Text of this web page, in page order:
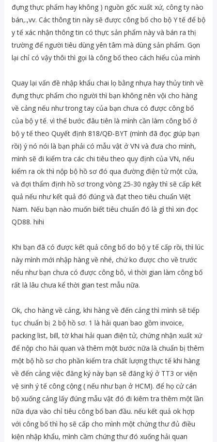
đựng thực phẩm hay không ) nguồn gốc xuất xứ, công ty nào
bán,.,vv. Các thông tin này sẽ được công bố cho bộ Y tế để bộ
y tế xác nhận thông tin có thực sản phẩm này và bán ra thị
trường để người tiêu dùng yên tâm mà dùng sản phẩm. Gọn
lại chỉ có vậy thôi thì gọi là công bố theo cách hiểu của mình
Quay lại vấn đề nhập khẩu chai lọ bằng nhựa hay thủy tinh về
đựng thực phẩm cho người thì bạn không nên vội cho hàng
về cảng nếu như trong tay của bạn chưa có được công bố
của bộ y tế. vì thế bước đâu tiên là mình cần làm công bố ở
bộ y tế theo Quyết định 818/QĐ-BYT (mình đã đọc giúp bạn
rồi) ý nó nói là bạn phải có mẫu vật ở VN và đưa cho mình,
mình sẽ đi kiểm tra các chi tiêu theo quy định của VN, nếu
kiểm ra ok thì nộp bộ hồ sơ đó qua đường điện tử một cửa,
và đợi thẩm định hồ sơ trong vòng 25-30 ngày thì sẽ cấp kết
quả nếu như kết quả đó đúng và đạt theo tiêu chuẩn Việt
Nam. Nếu bạn nào muốn biết tiêu chuẩn đó là gì thì xin đọc
QD88. hihi
Khi bạn đã có được kết quả công bố do bộ y tế cấp rồi, thì lúc
này mình mới nhập hàng về nhé, chứ ko được cho về trước
nếu như bạn chưa có được công bô, vì thời gian làm công bố
rất là lâu chưa kể thời gian test mẫu nữa.
Ok, cho hàng về cảng, khi hàng về đến cảng thì mình sẽ tiếp
tục chuẩn bị 2 bộ hồ sơ. 1 là hải quan bao gồm invoice,
packing list, bill, tờ khai hải quan điện tử, chứng nhận xuất xứ
để nộp cho hải quan và thêm một bước nữa là chuẩn bị thêm
một bộ hồ sơ cho phần kiểm tra chất lượng thực tế khi hàng
về đến cảng việc đăng ký này bạn sẽ đăng ký ở TT3 or viện
vệ sinh ý tế công cộng ( nếu như bạn ở HCM). để họ cử cán
bộ xuống cảng lấy đúng mẫu vật đó đi kiêm tra thêm một lần
nữa dựa vào chỉ tiêu công bố ban đầu. nếu kết quả ok hợp
với công bố thì họ sẽ cấp cho mình một chứng thư đủ điều
kiện nhập khẩu, mình cầm chứng thư đó xuống hải quan